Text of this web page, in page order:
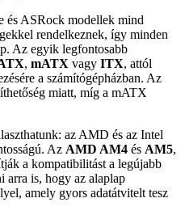
és ASRock modellek mind
rendelkeznek, így minden
Az egyik legfontosabb
, mATX vagy ITX, attól
a számítógépházban. Az
miatt, míg a mATX
az AMD és az Intel
Az AMD AM4 és AM5,
a kompatibilitást a legújabb
arra is, hogy az alaplap
amely gyors adatátvitelt tesz